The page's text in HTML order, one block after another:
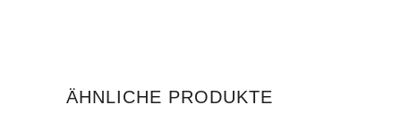
ÄHNLICHE PRODUKTE